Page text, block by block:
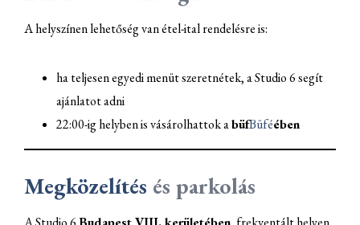
A helyszínen lehetőség van étel-ital rendelésre is:
ha teljesen egyedi menüt szeretnétek, a Studio 6 segít
ajánlatot adni
22:00-ig helyben is vásárolhattok abüfBüféében
Megközelítés és parkolás